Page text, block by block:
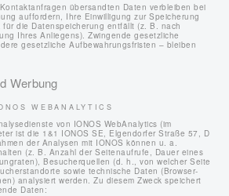
übersandten Daten verbleiben bei
auffordern, Ihre Einwilligung zur Speicherung
für die Datenspeicherung entfällt (z. B. nach
Ihres Anliegens). Zwingende gesetzliche
gesetzliche Aufbewahrungsfristen – bleiben
Werbung
WEBANALYTICS
von IONOS WebAnalytics (im
ist die 1&1 IONOS SE, Elgendorfer Straße 57, D
der Analysen mit IONOS können u. a.
(z. B. Anzahl der Seitenaufrufe, Dauer eines
Besucherquellen (d. h., von welcher Seite
sowie technische Daten (Browser-
analysiert werden. Zu diesem Zweck speichert
Daten: